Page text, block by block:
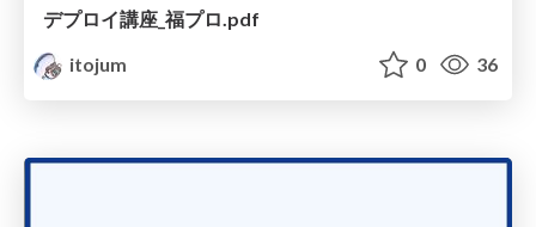
デプロイ講座_福プロ.pdf
itojum
0 36